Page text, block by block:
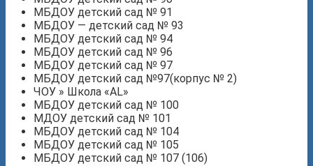
МБДОУ детский сад № 91
МБДОУ — детский сад № 93
МБДОУ детский сад № 94
МБДОУ детский сад № 96
МБДОУ детский сад № 97
МБДОУ детский сад №97(корпус № 2)
ЧОУ » Школа «AL»
МБДОУ детский сад № 100
МДОУ детский сад № 101
МБДОУ детский сад № 104
МБДОУ детский сад № 105
МБДОУ детский сад № 107 (106)